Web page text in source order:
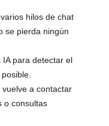
hilos de chat
se pierda ningún
IA para detectar el
vuelve a contactar
o consultas